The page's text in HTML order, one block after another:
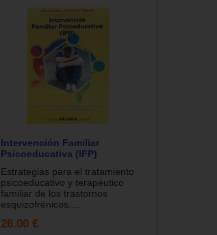
Intervención Familiar
Psicoeducativa (IFP)
Estrategias para el tratamiento
psicoeducativo y terapéutico
familiar de los trastornos
esquizofrénicos....
26.00 €